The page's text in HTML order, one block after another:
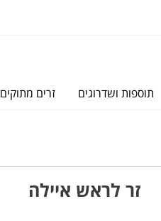
תוספות ושדרוגים זרים מתוקים
זר לראש איילה